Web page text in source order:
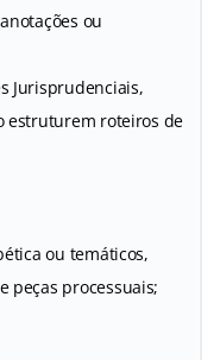
ou
Jurisprudenciais,
estruturem roteiros de
ou temáticos,
peças processuais;